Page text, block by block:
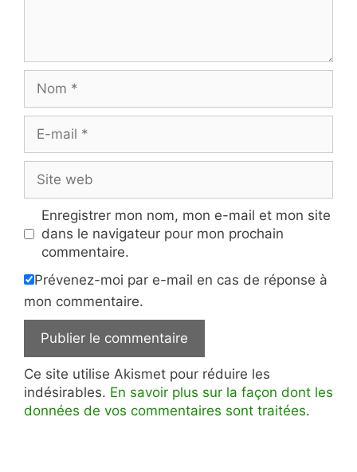
mail
web
Enregistrer mon nom, mon e-mail et mon site
dans le navigateur pour mon prochain
commentaire.
Prévenez-moi par e-mail en cas de réponse à
mon commentaire.
Ce site utilise Akismet pour réduire les
indésirables. En savoir plus sur la façon dont les
données de vos commentaires sont traitées.